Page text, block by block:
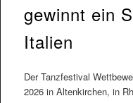
gewinnt ein
Italien
Der Tanzfestival
2026 in Altenkirchen, in